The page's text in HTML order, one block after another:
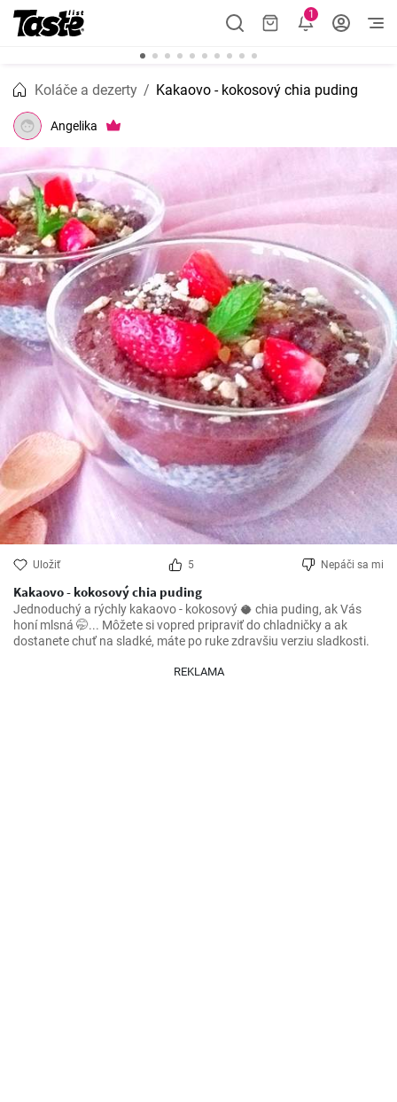
1
Koláče a dezerty Kakaovo - kokosový chia puding
Angelika
Uložiť 5 Nepáči sa mi
Kakaovo - kokosový chia puding
Jednoduchý a rýchly kakaovo - kokosový 🥥 chia puding, ak Vás
honí mlsná 🤭... Môžete si vopred pripraviť do chladničky a ak
dostanete chuť na sladké, máte po ruke zdravšiu verziu sladkosti.
REKLAMA